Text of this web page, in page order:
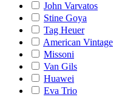
John Varvatos
Stine Goya
Tag Heuer
American Vintage
Missoni
Van Gils
Huawei
Eva Trio